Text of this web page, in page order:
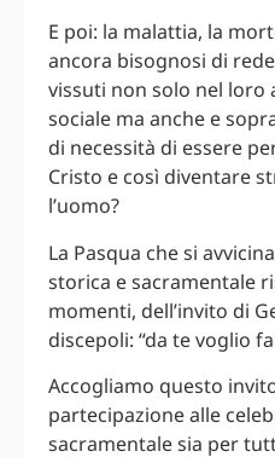
E poi: la malattia, la
ancora bisognosi di
vissuti non solo nel loro
sociale ma anche e
di necessità di essere
Cristo e così diventare
l’uomo?
La Pasqua che si
storica e sacramentale
momenti, dell’invito di
discepoli: “da te voglio
Accogliamo questo
partecipazione alle
sacramentale sia per